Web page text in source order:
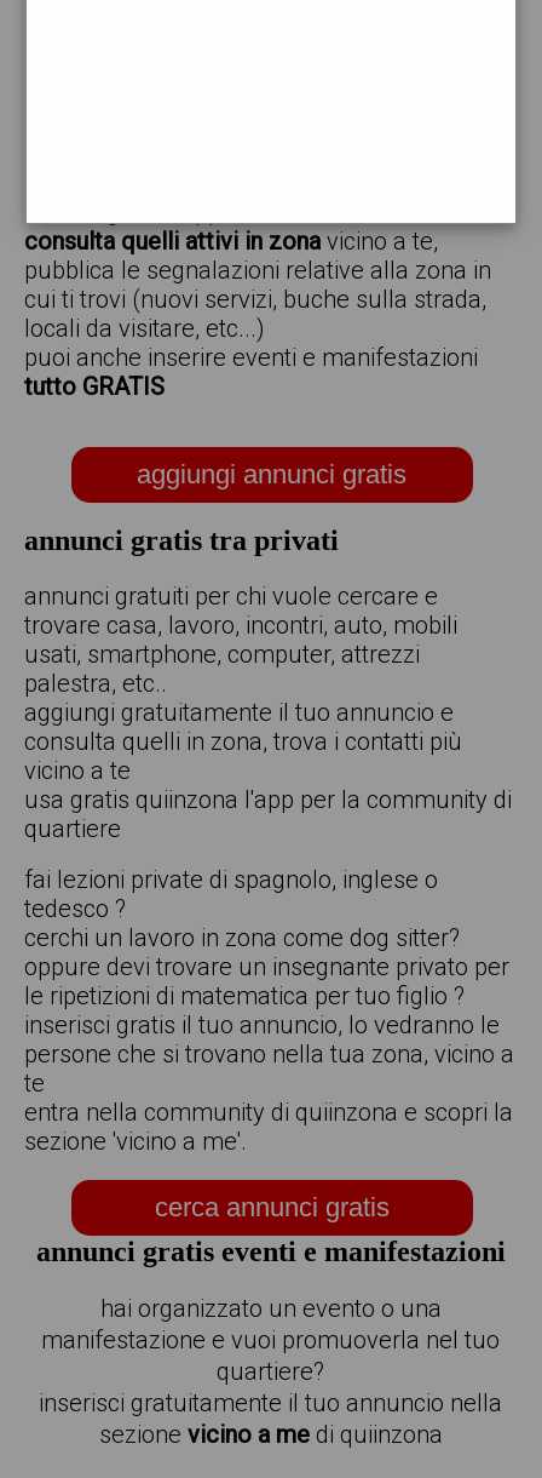
consulta quelli attivi in zona vicino a te,
pubblica le segnalazioni relative alla zona in
cui ti trovi (nuovi servizi, buche sulla strada,
locali da visitare, etc...)
puoi anche inserire eventi e manifestazioni
tutto GRATIS
aggiungi annunci gratis
annunci gratis tra privati
annunci gratuiti per chi vuole cercare e
trovare casa, lavoro, incontri, auto, mobili
usati, smartphone, computer, attrezzi
palestra, etc..
aggiungi gratuitamente il tuo annuncio e
consulta quelli in zona, trova i contatti più
vicino a te
usa gratis quiinzona l'app per la community di
quartiere
fai lezioni private di spagnolo, inglese o
tedesco ?
cerchi un lavoro in zona come dog sitter?
oppure devi trovare un insegnante privato per
le ripetizioni di matematica per tuo figlio ?
inserisci gratis il tuo annuncio, lo vedranno le
persone che si trovano nella tua zona, vicino a
te
entra nella community di quiinzona e scopri la
sezione 'vicino a me'.
cerca annunci gratis
annunci gratis eventi e manifestazioni
hai organizzato un evento o una
manifestazione e vuoi promuoverla nel tuo
quartiere?
inserisci gratuitamente il tuo annuncio nella
sezione vicino a medi quiinzona